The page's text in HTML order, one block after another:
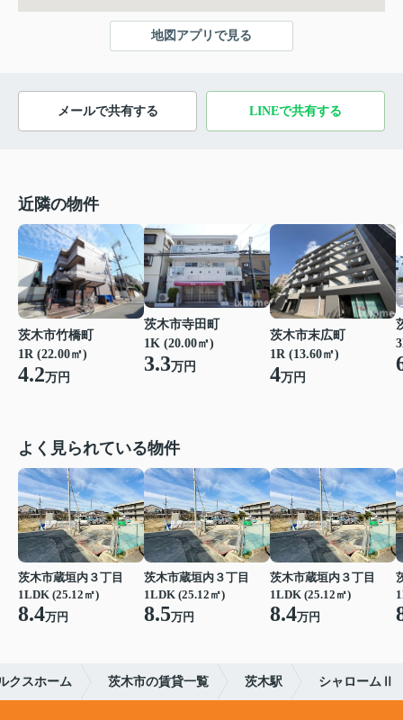
地図アプリで見る
メールで共有する LINEで共有する
近隣の物件
茨木市竹橋町
1R (22.00㎡)
4.2万円
茨木市寺田町
1K (20.00㎡)
3.3万円
茨木市末広町
1R (13.60㎡)
4万円
よく見られている物件
茨木市蔵垣内３丁目
1LDK (25.12㎡)
8.4万円
茨木市蔵垣内３丁目
1LDK (25.12㎡)
8.5万円
茨木市蔵垣内３丁目
1LDK (25.12㎡)
8.4万円
クスホーム 茨木市の賃貸一覧 茨木駅 シャロームⅡ